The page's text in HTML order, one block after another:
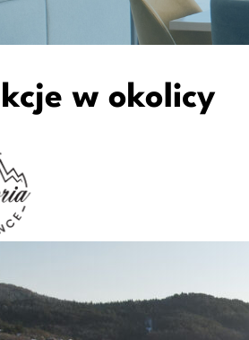
w okolicy